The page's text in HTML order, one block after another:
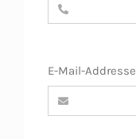
E-Mail-Addresse